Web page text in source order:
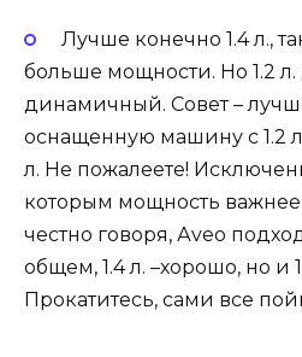
Лучше конечно 1.4 л.,
больше мощности. Но 1.2 л.
динамичный. Совет –
оснащенную машину с 1.2
л. Не пожалеете!
которым мощность
честно говоря, Аveo
общем, 1.4 л. –хорошо, но и
Прокатитесь, сами все